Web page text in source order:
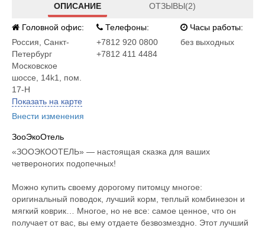
ОПИСАНИЕ ОТЗЫВЫ(2)
Головной офис:
Россия Санкт-
Петербург
Московское
шоссе, 14k1, пом.
17-Н
Показать на карте
Внести изменения
Телефоны:
+7812 920 0800
+7812 411 4484
Часы работы:
без выходных
ЗооЭкоОтель
«ЗООЭКООТЕЛЬ» — настоящая сказка для ваших
четвероногих подопечных!
Можно купить своему дорогому питомцу многое:
оригинальный поводок, лучший корм, теплый комбинезон и
мягкий коврик… Многое, но не все: самое ценное, что он
получает от вас, вы ему отдаете безвозмездно. Этот лучший